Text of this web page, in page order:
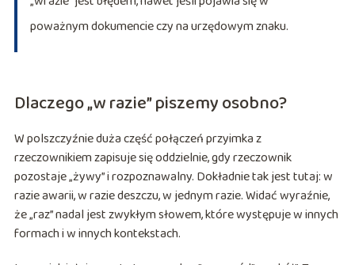
poważnym dokumencie czy na urzędowym znaku.
Dlaczego „w razie” piszemy osobno?
W polszczyźnie duża część połączeń przyimka z
rzeczownikiem zapisuje się oddzielnie, gdy rzeczownik
pozostaje „żywy” i rozpoznawalny. Dokładnie tak jest tutaj: w
razie awarii, w razie deszczu, w jednym razie. Widać wyraźnie,
że „raz” nadal jest zwykłym słowem, które występuje w innych
formach i w innych kontekstach.